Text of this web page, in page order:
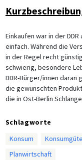
Einkaufen war in der
einfach. Während die
in der Regel recht
schwierig, besondere
DDR-Bürger/innen daran
die gewünschten
die in Ost-Berlin
Schlagworte
Konsum
Planwirtschaft